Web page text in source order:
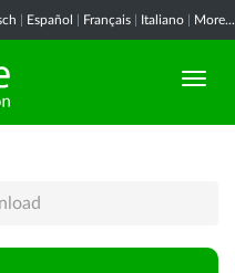
Español Français Italiano More...